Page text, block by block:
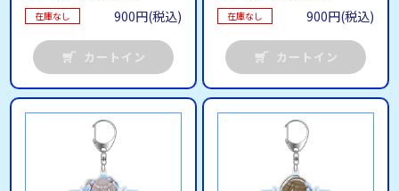
在庫なし 900円(税込)
カートイン
在庫なし 900円(税込)
カートイン